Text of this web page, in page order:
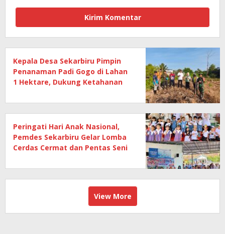
Kepala Desa Sekarbiru Pimpin
Penanaman Padi Gogo di Lahan
1 Hektare, Dukung Ketahanan
Peringati Hari Anak Nasional,
Pemdes Sekarbiru Gelar Lomba
Cerdas Cermat dan Pentas Seni
View More